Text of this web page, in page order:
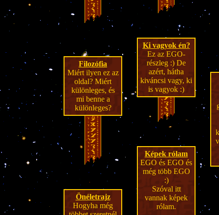
Filozófia
Miért ilyen ez az
oldal? Miért
különleges, és
mi benne a
különleges?
Önéletrajz
Hogyha még
Ki vagyok én?
Ez az EGO-
részleg :) De
azért, hátha
kiváncsi vagy, ki
is vagyok :)
Képek rólam
EGO és EGO és
még több EGO
:)
Szóval itt
vannak képek
rólam.